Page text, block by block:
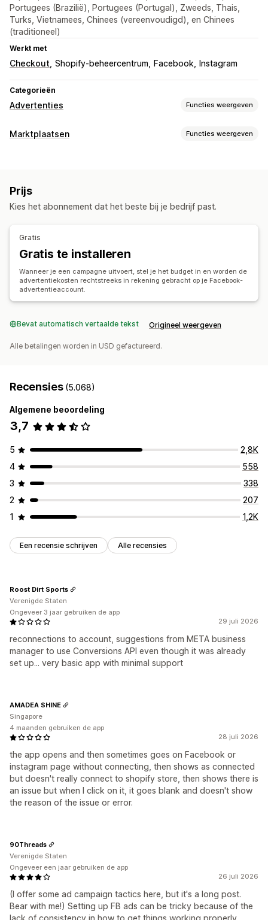
Portugees (Brazilië), Portugees (Portugal), Zweeds, Thais,
Turks, Vietnamees, Chinees (vereenvoudigd), en Chinees
(traditioneel)
Werkt met
Checkout Shopify-beheercentrum Facebook Instagram
Categorieën
Advertenties Functies weergeven
Targeting
Productcategorie
AI-optimalisatie
Bodoptimalisatie
AI-copywriting
Shoppable video's Videoadvertenties
Prestatie-analytics
Betrokkenheidsstatistieken ROI-analyse
Kosten per acquisitie
Marktplaatsen Functies weergeven
Aanbodsynchronisatie
Prijs
Kies het abonnement dat het beste bij je bedrijf past.
Gratis
Gratis te installeren
Wanneer je een campagne uitvoert, stel je het budget in en worden de
advertentiekosten rechtstreeks in rekening gebracht op je Facebook-
advertentieaccount.
Bevat automatisch vertaalde tekst Origineel weergeven
Alle betalingen worden in USD gefactureerd.
Recensies (5.068)
Algemene beoordeling
3,7
5
2,8K
4
558
3
338
2
207
1
1,2K
Een recensie schrijven Alle recensies
29 juli 2026
reconnections to account, suggestions from META business
manager to use Conversions API even though it was already
set up... very basic app with minimal support
Roost Dirt Sports
Verenigde Staten
Ongeveer 3 jaar gebruiken de app
28 juli 2026
the app opens and then sometimes goes on Facebook or
instagram page without connecting, then shows as connected
but doesn't really connect to shopify store, then shows there is
an issue but when I click on it, it goes blank and doesn't show
the reason of the issue or error.
AMADEA SHINE
Singapore
4 maanden gebruiken de app
26 juli 2026
(I offer some ad campaign tactics here, but it's a long post.
Bear with me!) Setting up FB ads can be tricky because of the
90Threads
Verenigde Staten
Ongeveer een jaar gebruiken de app